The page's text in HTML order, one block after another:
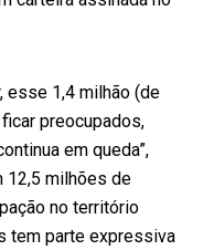
esse 1,4 milhão (de
preocupados,
em queda”,
12,5 milhões de
no território
tem parte expressiva